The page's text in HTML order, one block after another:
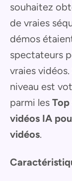
souhaitez
de vraies
démos
spectateurs
vraies
niveau est
parmi les Top
vidéos IA
vidéos.